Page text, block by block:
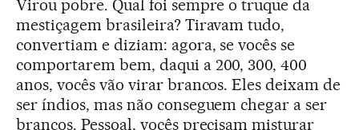
Virou pobre. Qual foi sempre o truque da
mestiçagem brasileira? Tiravam tudo,
convertiam e diziam: agora, se vocês se
comportarem bem, daqui a 200, 300, 400
anos, vocês vão virar brancos. Eles deixam de
ser índios, mas não conseguem chegar a ser
brancos. Pessoal, vocês precisam misturar